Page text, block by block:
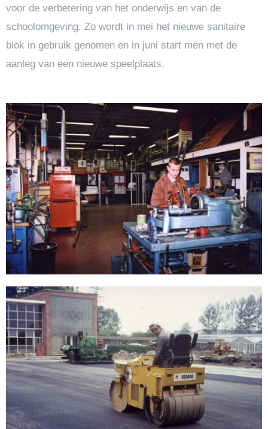
voor de verbetering van het onderwijs en van de
schoolomgeving. Zo wordt in mei het nieuwe sanitaire
blok in gebruik genomen en in juni start men met de
aanleg van een nieuwe speelplaats.